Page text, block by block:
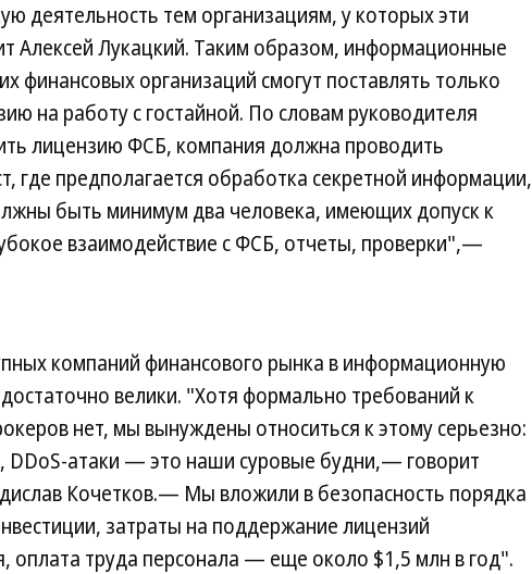
деятельность тем организациям, у которых эти
Алексей Лукацкий. Таким образом, информационные
финансовых организаций смогут поставлять только
на работу с гостайной. По словам руководителя
лицензию ФСБ, компания должна проводить
где предполагается обработка секретной информации,
быть минимум два человека, имеющих допуск к
взаимодействие с ФСБ, отчеты, проверки",—
компаний финансового рынка в информационную
велики. "Хотя формально требований к
нет, мы вынуждены относиться к этому серьезно:
DDoS-атаки — это наши суровые будни,— говорит
Кочетков.— Мы вложили в безопасность порядка
затраты на поддержание лицензий
оплата труда персонала — еще около $1,5 млн в год".